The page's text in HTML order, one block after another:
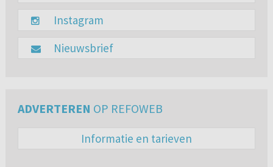
Instagram
Nieuwsbrief
ADVERTEREN OP REFOWEB
Informatie en tarieven